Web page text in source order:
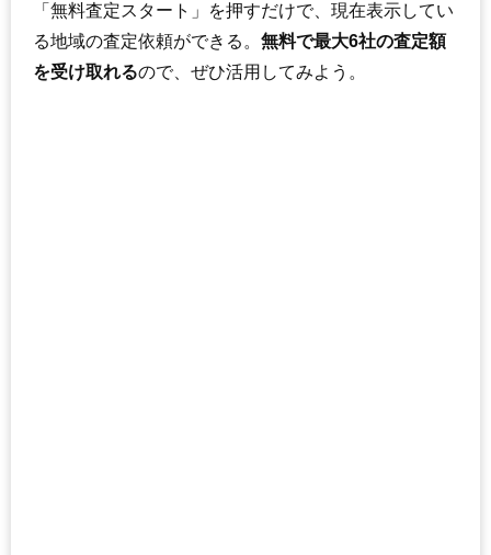
「無料査定スタート」を押すだけで、現在表示してい
る地域の査定依頼ができる。 無料で最大6社の査定額
を受け取れるので、ぜひ活用してみよう。